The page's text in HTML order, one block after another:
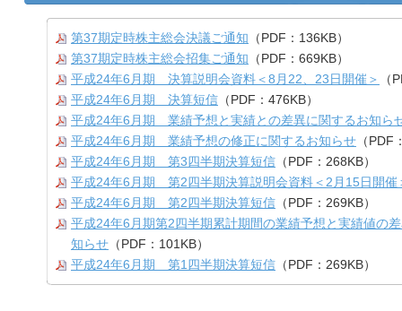
第37期定時株主総会決議ご通知 （PDF：136KB）
第37期定時株主総会招集ご通知 （PDF：669KB）
平成24年6月期 決算説明会資料＜8月22、23日開催＞
（
平成24年6月期 決算短信 （PDF：476KB）
平成24年6月期 業績予想と実績との差異に関するお知ら
平成24年6月期 業績予想の修正に関するお知らせ （PDF
平成24年6月期 第3四半期決算短信 （PDF：268KB）
平成24年6月期 第2四半期決算説明会資料＜2月15日開催
平成24年6月期 第2四半期決算短信 （PDF：269KB）
平成24年6月期第2四半期累計期間の業績予想と実績値の
知らせ （PDF：101KB）
平成24年6月期 第1四半期決算短信 （PDF：269KB）